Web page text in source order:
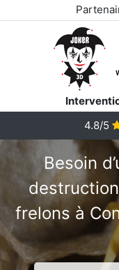
4.8/5
Besoin
frelons à